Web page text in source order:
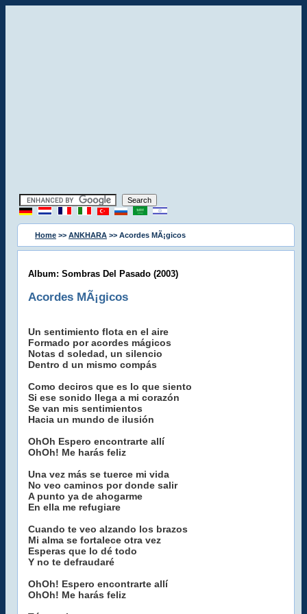
Home >> ANKHARA >> Acordes MÃ¡gicos
Album: Sombras Del Pasado (2003)
Acordes MÃ¡gicos
Un sentimiento flota en el aire
Formado por acordes mágicos
Notas d soledad, un silencio
Dentro d un mismo compás
Como deciros que es lo que siento
Si ese sonido llega a mi corazón
Se van mis sentimientos
Hacia un mundo de ilusión
OhOh Espero encontrarte allí
OhOh! Me harás feliz
Una vez más se tuerce mi vida
No veo caminos por donde salir
A punto ya de ahogarme
En ella me refugiare
Cuando te veo alzando los brazos
Mi alma se fortalece otra vez
Esperas que lo dé todo
Y no te defraudaré
OhOh! Espero encontrarte allí
OhOh! Me harás feliz